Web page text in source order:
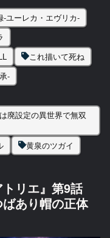
-ユーレカ・エヴリカ-
これ描いて死ね
-
廃設定の異世界で無双
黄泉のツガイ
リエ』第9話
あり帽の正体